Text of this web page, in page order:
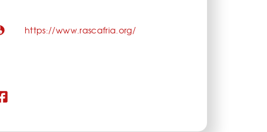
https://www.rascafria.org/